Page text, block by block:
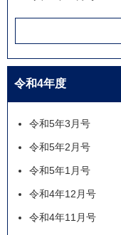
令和4年度
令和5年3月号
令和5年2月号
令和5年1月号
令和4年12月号
令和4年11月号